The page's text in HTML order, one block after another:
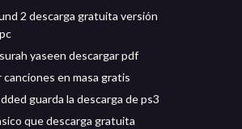
2 descarga gratuita versión
yaseen descargar pdf
canciones en masa gratis
guarda la descarga de ps3
que descarga gratuita